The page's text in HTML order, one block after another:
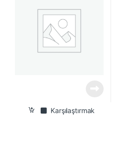
Karşılaştırmak